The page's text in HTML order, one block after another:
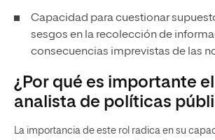
Capacidad para cuestionar
sesgos en la recolección de
consecuencias imprevistas de las
¿Por qué es importante el
analista de políticas
La importancia de este rol radica en su